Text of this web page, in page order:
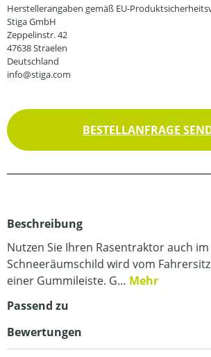
Herstellerangaben gemäß EU-
Stiga GmbH
Zeppelinstr. 42
47638 Straelen
Deutschland
info@stiga.com
BESTELLANFRAGE
Beschreibung
Nutzen Sie Ihren Rasentraktor auch
Schneeräumschild wird vom
einer Gummileiste. G… Mehr
Passend zu
Bewertungen